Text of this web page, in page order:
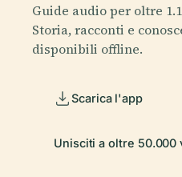
Guide audio per oltre
Storia, racconti e
disponibili offline.
Scarica l'app
Unisciti a oltre 50.000